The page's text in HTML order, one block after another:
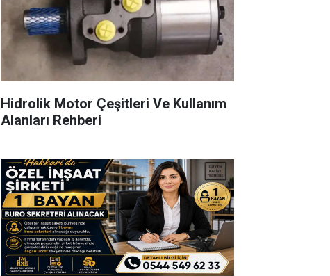
Hidrolik Motor Çeşitleri Ve Kullanım
Alanları Rehberi